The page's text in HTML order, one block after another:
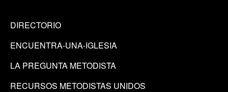
DIRECTORIO
ENCUENTRA-UNA-IGLESIA
LA PREGUNTA METODISTA
RECURSOS METODISTAS UNIDOS